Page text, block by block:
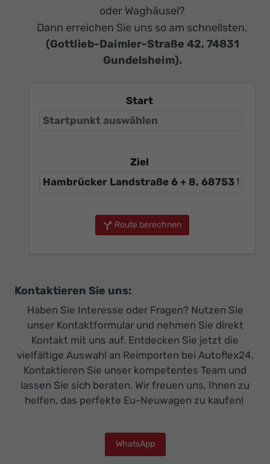
oder Waghäusel?
Dann erreichen Sie uns so am schnellsten.
(Gottlieb-Daimler-Straße 42, 74831
Gundelsheim).
Start
Ziel
Route berechnen
Kontaktieren Sie uns:
Haben Sie Interesse oder Fragen? Nutzen Sie
unser Kontaktformular und nehmen Sie direkt
Kontakt mit uns auf. Entdecken Sie jetzt die
vielfältige Auswahl an Reimporten bei Autoflex24.
Kontaktieren Sie unser kompetentes Team und
lassen Sie sich beraten. Wir freuen uns, Ihnen zu
helfen, das perfekte Eu-Neuwagen zu kaufen!
WhatsApp